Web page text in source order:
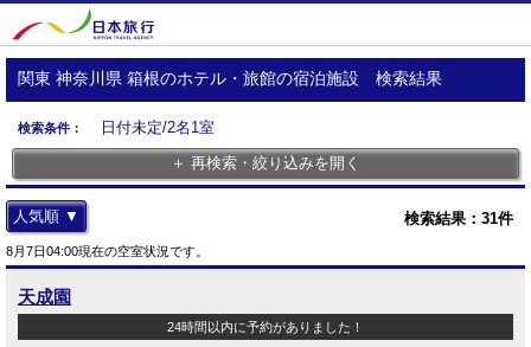
関東 神奈川県 箱根のホテル・旅館の宿泊施設 検索結果
検索条件：
日付未定/2名1室
＋ 再検索・絞り込みを開く
検索結果： 31件
人気順 ▼
8月7日04:00現在の空室状況です。
天成園
24時間以内に予約がありました！